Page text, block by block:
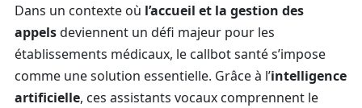
Dans un contexte où l’accueil et la gestion des
appelsdeviennent un défi majeur pour les
établissements médicaux, le callbot santé s’impose
comme une solution essentielle. Grâce à l’intelligence
artificielle, ces assistants vocaux comprennent le